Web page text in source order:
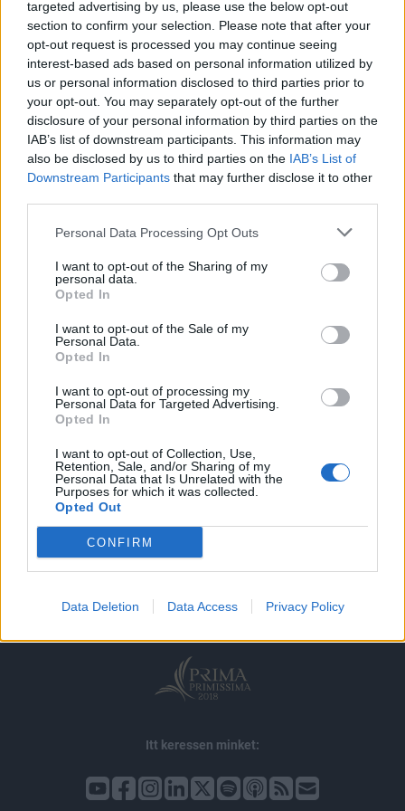
targeted advertising by us, please use the below opt-out
section to confirm your selection. Please note that after your
opt-out request is processed you may continue seeing
interest-based ads based on personal information utilized by
us or personal information disclosed to third parties prior to
your opt-out. You may separately opt-out of the further
disclosure of your personal information by third parties on the
IAB’s list of downstream participants. This information may
also be disclosed by us to third parties on the IAB’s List of
Downstream Participants that may further disclose it to other
Personal Data Processing Opt Outs
I want to opt-out of the Sharing of my
personal data.
Opted In
I want to opt-out of the Sale of my
Personal Data.
Opted In
I want to opt-out of processing my
Personal Data for Targeted Advertising.
Opted In
I want to opt-out of Collection, Use,
Retention, Sale, and/or Sharing of my
Personal Data that Is Unrelated with the
Purposes for which it was collected.
Opted Out
CONFIRM
Data Deletion Data Access Privacy Policy
Számítóközpont Kft. végzett. A tender eredményét a
Közbeszerzési Döntőbizottság hatályon kívül...
KEDVES OLVASÓNK!
A keresett cikk a portfolio.hu hírarchívumához
tartozik, melynek olvasása előfizetéses
regisztrációhoz kötött.
Az előfizetés a következőket tartalmazza:
Portfolio.hu teljes cikkarchívum
kötéslistái
MÁR ELŐFIZETŐNK VAGY? BEJELENTKEZÉS
© 2026 Portfolio
impresszum
jogi nyilatkozat
kommentkezelés
ÁSZF
Itt keressen minket: